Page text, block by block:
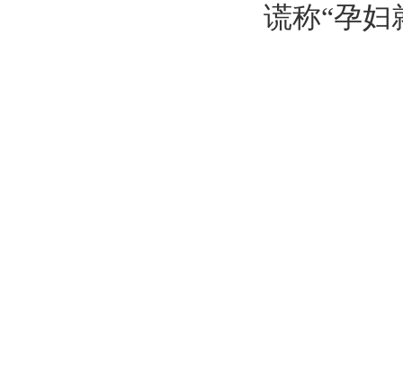
谎称“孕妇